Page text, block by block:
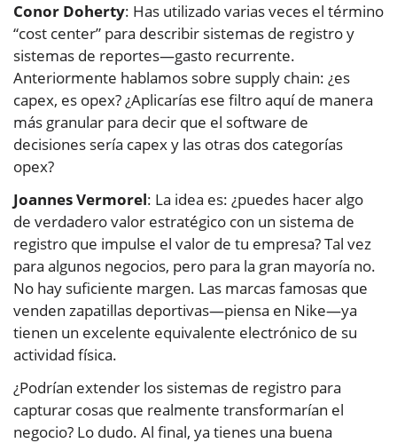
Conor Doherty: Has utilizado varias veces el término
“cost center” para describir sistemas de registro y
sistemas de reportes—gasto recurrente.
Anteriormente hablamos sobre supply chain: ¿es
capex, es opex? ¿Aplicarías ese filtro aquí de manera
más granular para decir que el software de
decisiones sería capex y las otras dos categorías
opex?
Joannes Vermorel: La idea es: ¿puedes hacer algo
de verdadero valor estratégico con un sistema de
registro que impulse el valor de tu empresa? Tal vez
para algunos negocios, pero para la gran mayoría no.
No hay suficiente margen. Las marcas famosas que
venden zapatillas deportivas—piensa en Nike—ya
tienen un excelente equivalente electrónico de su
actividad física.
¿Podrían extender los sistemas de registro para
capturar cosas que realmente transformarían el
negocio? Lo dudo. Al final, ya tienes una buena